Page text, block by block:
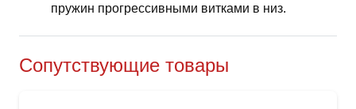
пружин прогрессивными витками в низ.
Сопутствующие товары